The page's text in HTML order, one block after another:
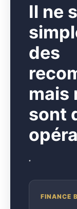
Il ne
des
mais
sont
.
FINANCE